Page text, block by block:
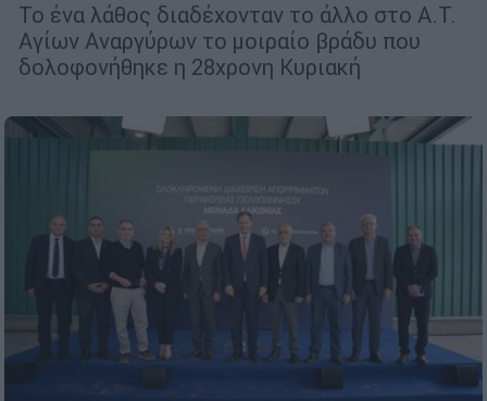
Το ένα λάθος διαδέχονταν το άλλο στο Α.Τ.
Αγίων Αναργύρων το μοιραίο βράδυ που
δολοφονήθηκε η 28χρονη Κυριακή